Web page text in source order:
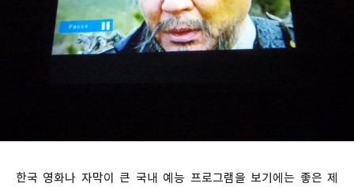
한국 영화나 자막이 큰 국내 예능 프로그램을 보기에는 좋은 제